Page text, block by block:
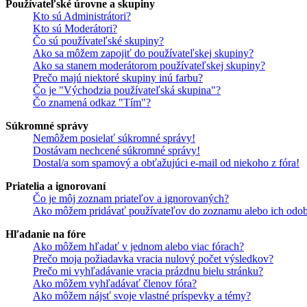
Používateľské úrovne a skupiny
Kto sú Administrátori?
Kto sú Moderátori?
Čo sú používateľské skupiny?
Ako sa môžem zapojiť do používateľskej skupiny?
Ako sa stanem moderátorom používateľskej skupiny?
Prečo majú niektoré skupiny inú farbu?
Čo je "Východzia používateľská skupina"?
Čo znamená odkaz "Tím"?
Súkromné správy
Nemôžem posielať súkromné správy!
Dostávam nechcené súkromné správy!
Dostal/a som spamový a obťažujúci e-mail od niekoho z fóra!
Priatelia a ignorovaní
Čo je môj zoznam priateľov a ignorovaných?
Ako môžem pridávať používateľov do zoznamu alebo ich
Hľadanie na fóre
Ako môžem hľadať v jednom alebo viac fórach?
Prečo moja požiadavka vracia nulový počet výsledkov?
Prečo mi vyhľadávanie vracia prázdnu bielu stránku?
Ako môžem vyhľadávať členov fóra?
Ako môžem nájsť svoje vlastné príspevky a témy?